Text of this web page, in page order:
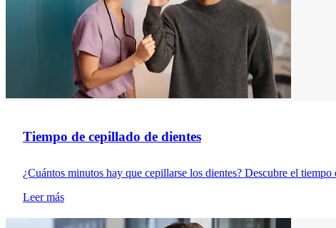
Tiempo de cepillado de dientes
¿Cuántos minutos hay que cepillarse los dientes? Descubre el
Leer más